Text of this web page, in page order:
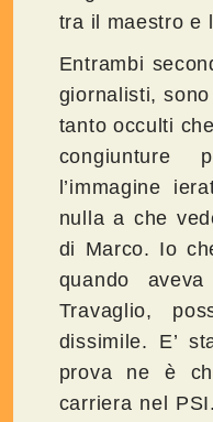
tra il maestro e
Entrambi
giornalisti,
tanto occulti
congiunture
l’immagine
nulla a che
di Marco. Io
quando
Travaglio,
dissimile. E’
prova ne è
carriera nel